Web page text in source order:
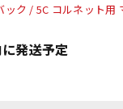
ック / 5C コルネット用
発送予定